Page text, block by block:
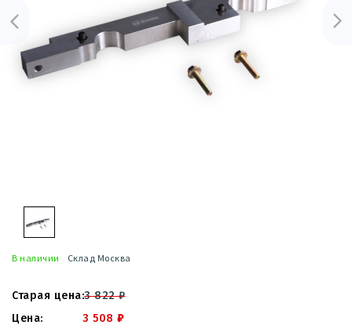
3 822₽
3 508 ₽
Склад Москва
В наличии